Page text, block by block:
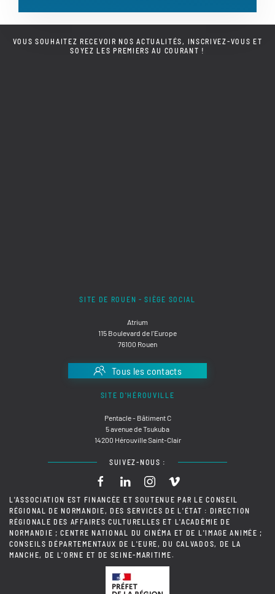
VOUS SOUHAITEZ RECEVOIR NOS ACTUALITÉS, INSCRIVEZ-VOUS ET
SOYEZ LES PREMIERS AU COURANT !
SITE DE ROUEN - SIÈGE SOCIAL
Atrium
115 Boulevard de l'Europe
76100 Rouen
Tous les contacts
SITE D'HÉROUVILLE
Pentacle - Bâtiment C
5 avenue de Tsukuba
14200 Hérouville Saint-Clair
SUIVEZ-NOUS :
L'ASSOCIATION EST FINANCÉE ET SOUTENUE PAR LE CONSEIL
RÉGIONAL DE NORMANDIE, DES SERVICES DE L'ÉTAT : DIRECTION
RÉGIONALE DES AFFAIRES CULTURELLES ET L'ACADÉMIE DE
NORMANDIE ; CENTRE NATIONAL DU CINÉMA ET DE L'IMAGE ANIMÉE ;
CONSEILS DÉPARTEMENTAUX DE L'EURE, DU CALVADOS, DE LA
MANCHE, DE L'ORNE ET DE SEINE-MARITIME.